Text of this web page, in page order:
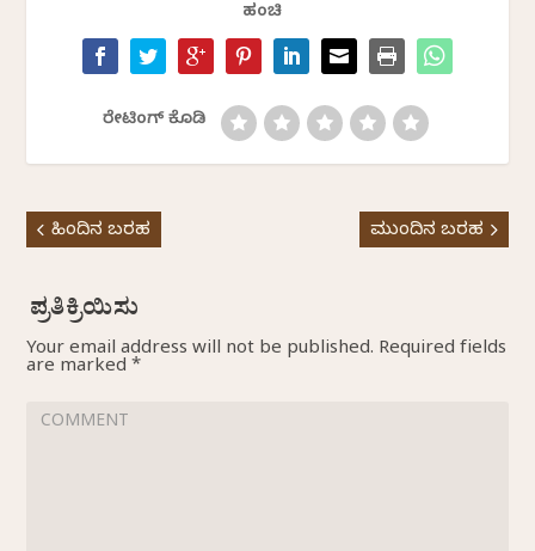
ಹಂಚಿ
ರೇಟಿಂಗ್ ಕೊಡಿ
ಹಿಂದಿನ ಬರಹ ಮುಂದಿನ ಬರಹ
Your email address will not be published. Required fields
are marked*